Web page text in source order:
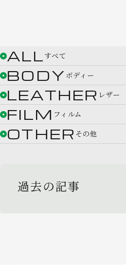
ALL すべて
BODY ボディー
LEATHER レザー
FILM フィルム
OTHER その他
過去の記事